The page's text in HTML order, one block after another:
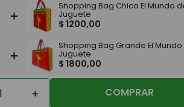
＋
Shopping Bag Chica El Mundo
Juguete
$ 1200,00
＋
Shopping Bag Grande El
Juguete
$ 1800,00
＋ COMPRAR